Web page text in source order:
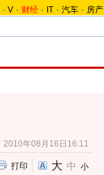
- V - 财经 - IT - 汽车 - 房产
2010年08月16日16:11
打印 大 中 小